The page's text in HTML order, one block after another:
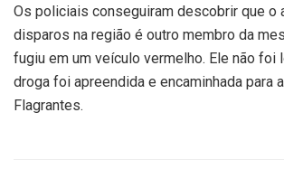
Os policiais conseguiram descobrir que o
disparos na região é outro membro da
fugiu em um veículo vermelho. Ele não foi
droga foi apreendida e encaminhada para
Flagrantes.